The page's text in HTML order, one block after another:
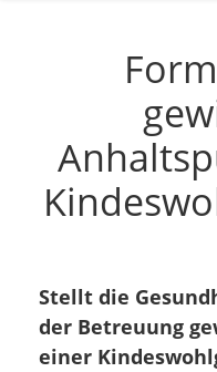
Stellt die
der Betreuung
einer